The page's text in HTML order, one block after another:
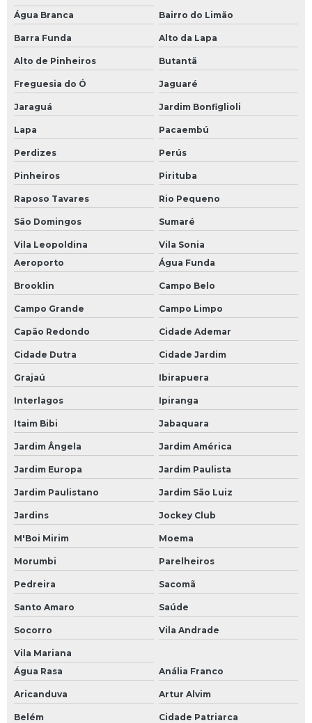
Água Branca
Bairro do Limão
Barra Funda Alto da Lapa
Alto de Pinheiros Butantã
Freguesia do Ó Jaguaré
Jaraguá Jardim Bonfiglioli
Lapa Pacaembú
Perdizes Perús
Pinheiros Pirituba
Raposo Tavares Rio Pequeno
São Domingos Sumaré
Vila Leopoldina
Vila Sonia
Aeroporto
Água Funda
Brooklin Campo Belo
Campo Grande Campo Limpo
Capão Redondo Cidade Ademar
Cidade Dutra Cidade Jardim
Grajaú Ibirapuera
Interlagos Ipiranga
Itaim Bibi Jabaquara
Jardim Ângela Jardim América
Jardim Europa Jardim Paulista
Jardim Paulistano Jardim São Luiz
Jardins Jockey Club
M'Boi Mirim Moema
Morumbi Parelheiros
Pedreira Sacomã
Santo Amaro Saúde
Socorro Vila Andrade
Vila Mariana
Água Rasa
Anália Franco
Aricanduva Artur Alvim
Belém Cidade Patriarca